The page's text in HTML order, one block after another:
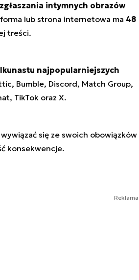
intymnych obrazów
lub strona internetowa ma 48
treści.
najpopularniejszych
Bumble, Discord, Match Group,
TikTok oraz X.
się ze swoich obowiązków
konsekwencje.
Reklama